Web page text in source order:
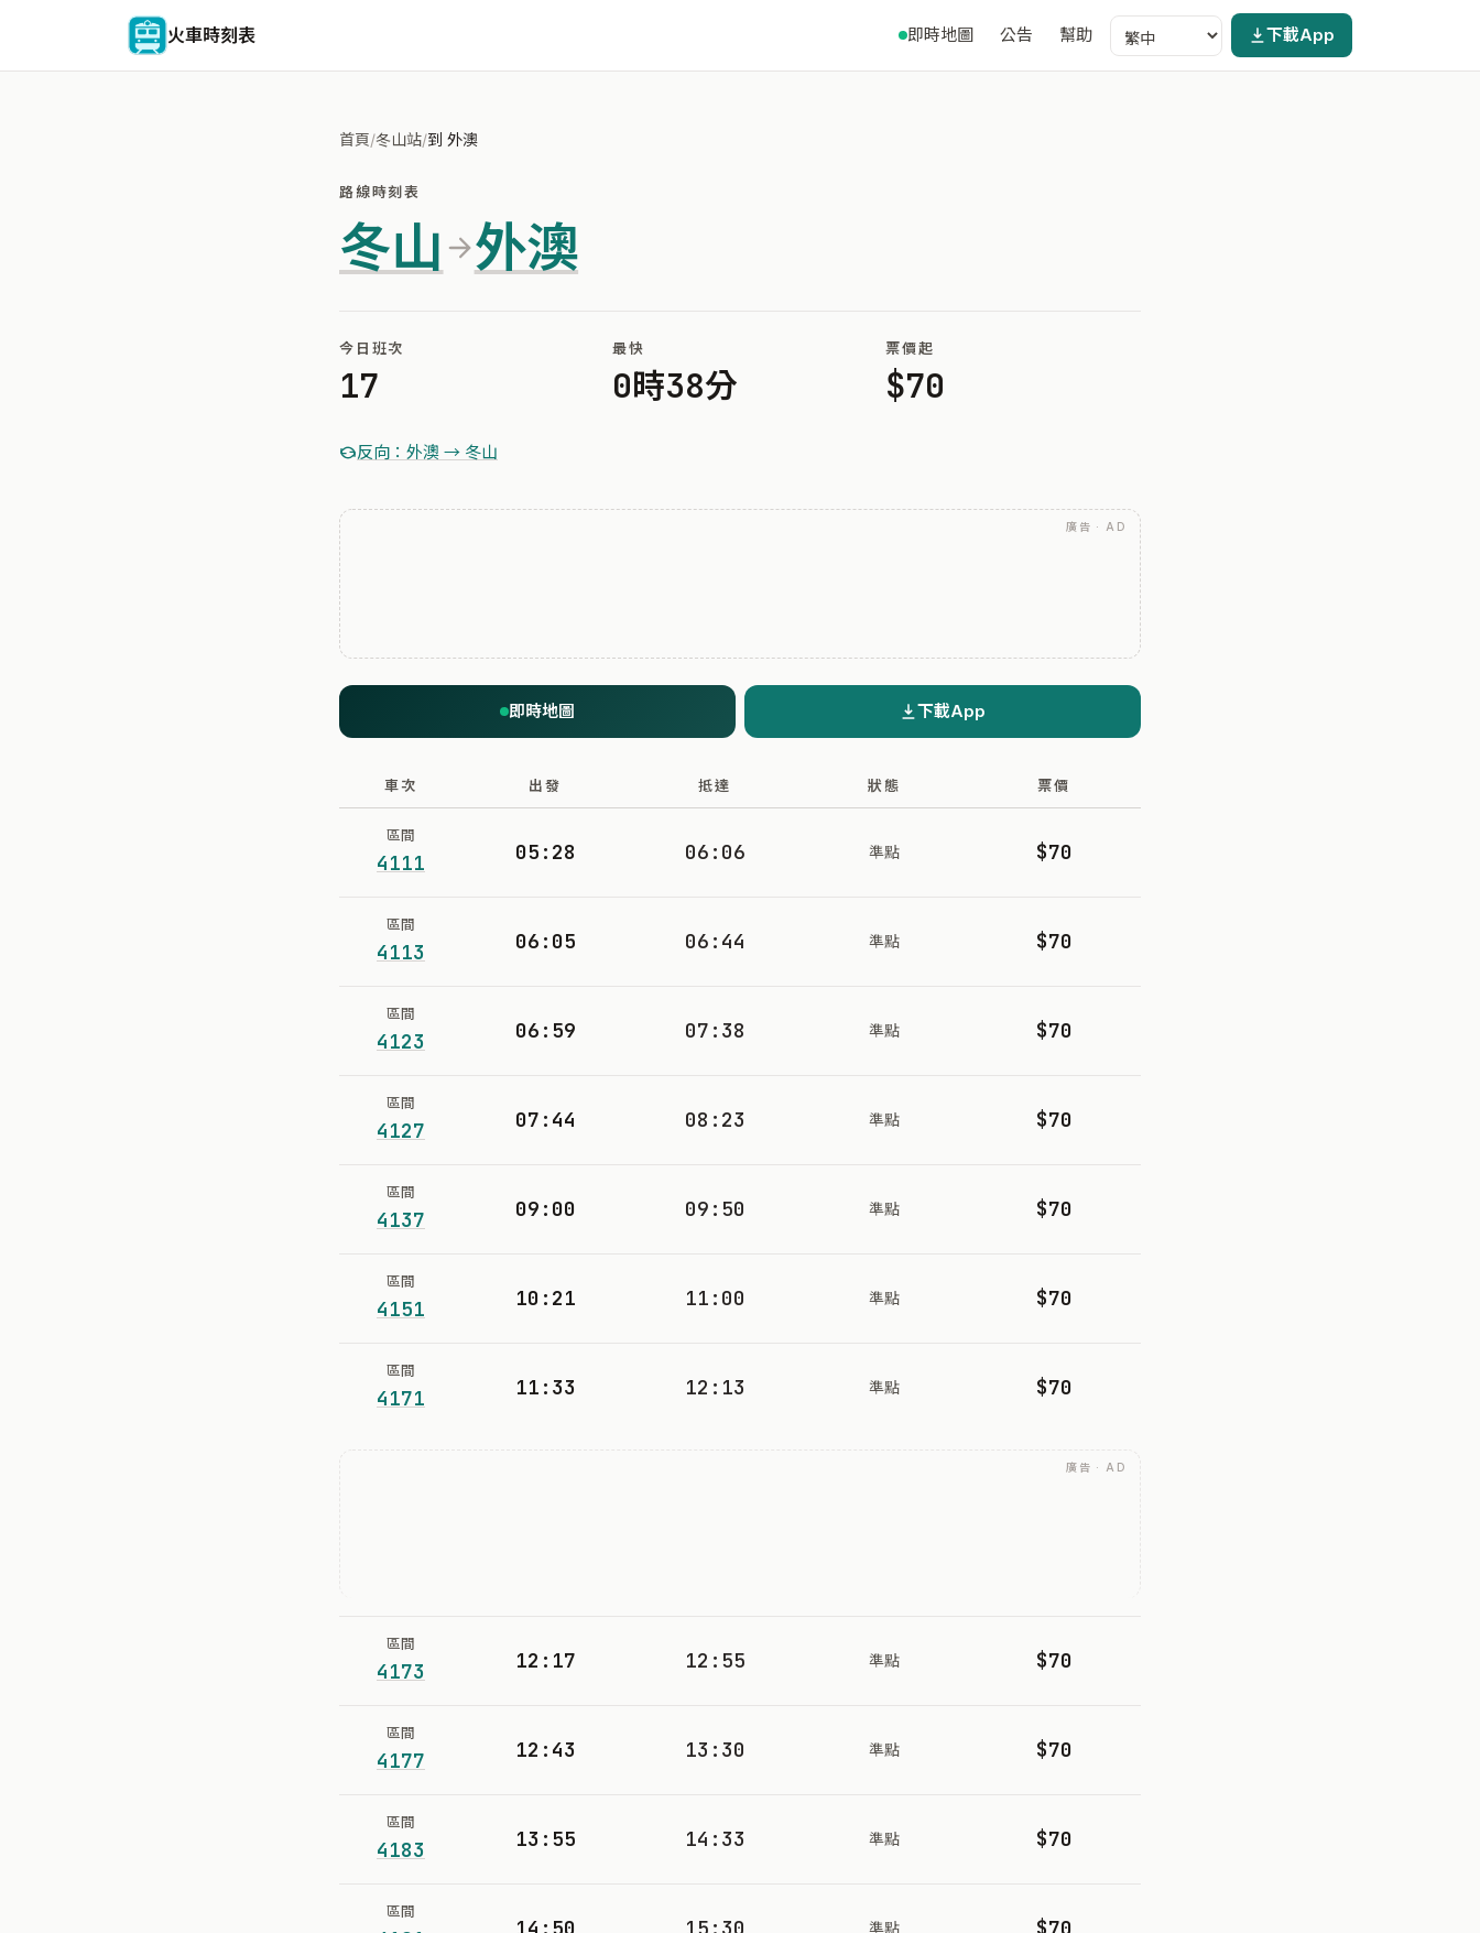
火車時刻表 即時地圖 公告 幫助 下載App
首頁/冬山站/到 外澳
路線時刻表
冬山 外澳
今日班次
17
最快
0時38分
票價起
$70
反向：外澳 → 冬山
廣告 · AD
即時地圖 下載App
車次 出發 抵達 狀態 票價
區間
4111 05:28 06:06 準點 $70
區間
4113 06:05 06:44 準點 $70
區間
4123 06:59 07:38 準點 $70
區間
4127 07:44 08:23 準點 $70
區間
4137 09:00 09:50 準點 $70
區間
4151 10:21 11:00 準點 $70
區間
4171 11:33 12:13 準點 $70
廣告 · AD
區間
4173 12:17 12:55 準點 $70
區間
4177 12:43 13:30 準點 $70
區間
4183 13:55 14:33 準點 $70
區間
準點